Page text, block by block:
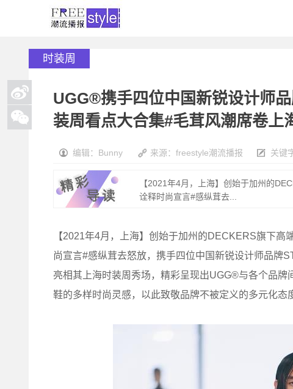
时装周
UGG®携手四位中国新锐设计师
装周看点大合集#毛茸风潮席卷上
编辑：Bunny 来源：freestyle潮流播报 关键
【2021年4月，上海】创始于加州的
诠释时尚宣言#感纵茸去...
【2021年4月，上海】创始于加州的DECKERS旗下
尚宣言#感纵茸去怒放，携手四位中国新锐设计师品牌
亮相其上海时装周秀场，精彩呈现出UGG®与各个品
鞋的多样时尚灵感，以此致敬品牌不被定义的多元化态